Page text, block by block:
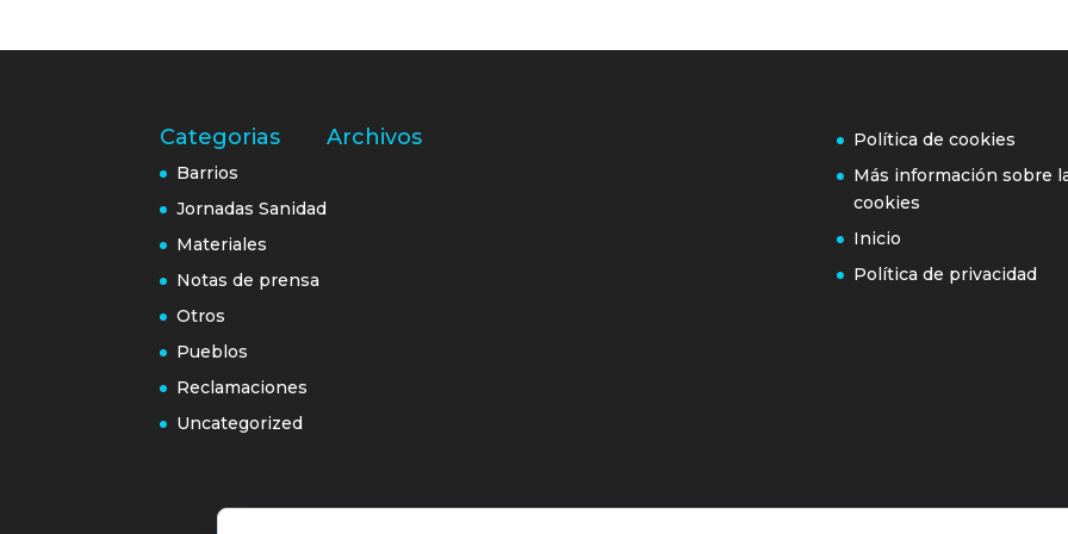
Categorias
Barrios
Jornadas Sanidad
Materiales
Notas de prensa
Otros
Pueblos
Reclamaciones
Uncategorized
Archivos
Política de cookies
Más información sobre
cookies
Inicio
Política de privacidad